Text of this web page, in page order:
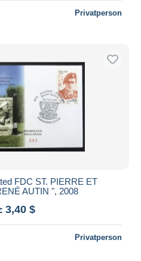
Privatperson
FDC ST. PIERRE ET
AUTIN ", 2008
3,40 $
Privatperson